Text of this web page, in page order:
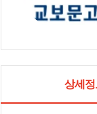
상세